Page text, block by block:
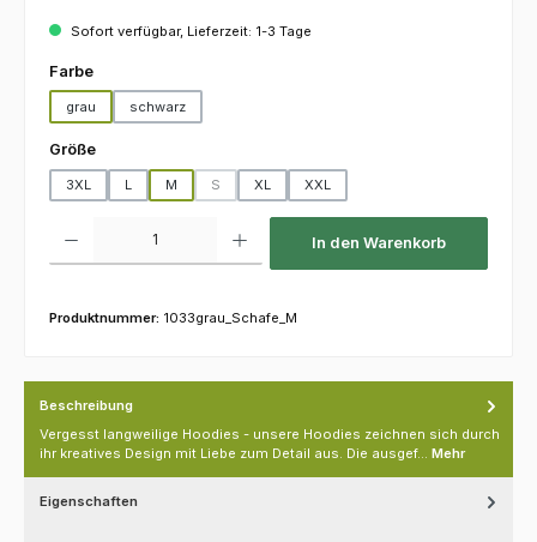
Sofort verfügbar, Lieferzeit: 1-3 Tage
Farbeauswählen
grau schwarz
Größeauswählen
3XL L M S XL XXL
In den Warenkorb
Produktnummer: 1033grau_Schafe_M
Beschreibung
Vergesst langweilige Hoodies - unsere Hoodies zeichnen sich durch
ihr kreatives Design mit Liebe zum Detail aus. Die ausgef… Mehr
Eigenschaften